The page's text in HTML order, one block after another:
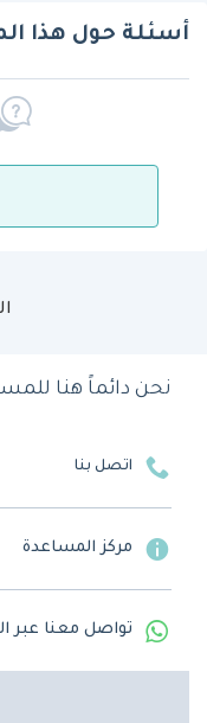
أسئلة حول هذا
نحن دائماً هنا
اتصل بنا
مركز المساعدة
تواصل معنا عبر